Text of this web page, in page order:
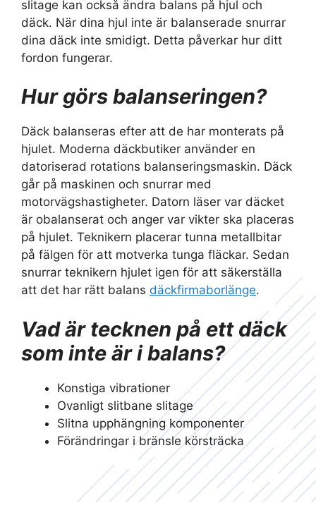
slitage kan också ändra balans på hjul och
däck. När dina hjul inte är balanserade snurrar
dina däck inte smidigt. Detta påverkar hur ditt
fordon fungerar.
Hur görs balanseringen?
Däck balanseras efter att de har monterats på
hjulet. Moderna däckbutiker använder en
datoriserad rotations balanseringsmaskin. Däck
går på maskinen och snurrar med
motorvägshastigheter. Datorn läser var däcket
är obalanserat och anger var vikter ska placeras
på hjulet. Teknikern placerar tunna metallbitar
på fälgen för att motverka tunga fläckar. Sedan
snurrar teknikern hjulet igen för att säkerställa
att det har rätt balans däckfirmaborlänge.
Vad är tecknen på ett däck
som inte är i balans?
Konstiga vibrationer
Ovanligt slitbane slitage
Slitna upphängning komponenter
Förändringar i bränsle körsträcka